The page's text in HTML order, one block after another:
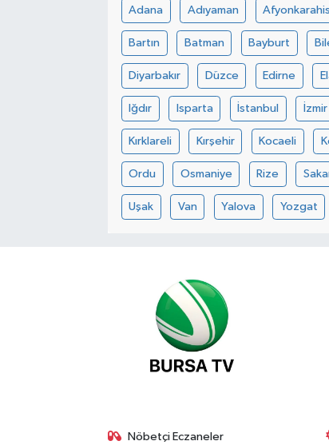
Adana Adıyaman
Bartın Batman Bayburt
Diyarbakır Düzce Edirne
Iğdır Isparta İstanbul İzmir
Kırklareli Kırşehir Kocaeli
Ordu Osmaniye Rize
Uşak Van Yalova Yozgat
Nöbetçi Eczaneler